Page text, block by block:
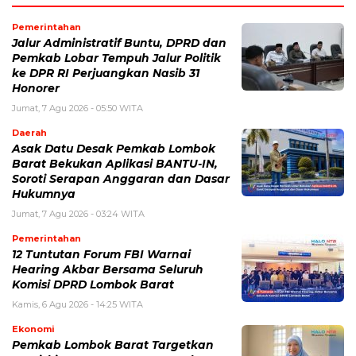
Pemerintahan
Jalur Administratif Buntu, DPRD dan
Pemkab Lobar Tempuh Jalur Politik
ke DPR RI Perjuangkan Nasib 31
Honorer
Jumat, 7 Agu 2026 - 05:50 WITA
Daerah
Asak Datu Desak Pemkab Lombok
Barat Bekukan Aplikasi BANTU-IN,
Soroti Serapan Anggaran dan Dasar
Hukumnya
Jumat, 7 Agu 2026 - 03:24 WITA
Pemerintahan
12 Tuntutan Forum FBI Warnai
Hearing Akbar Bersama Seluruh
Komisi DPRD Lombok Barat
Kamis, 6 Agu 2026 - 14:25 WITA
Ekonomi
Pemkab Lombok Barat Targetkan